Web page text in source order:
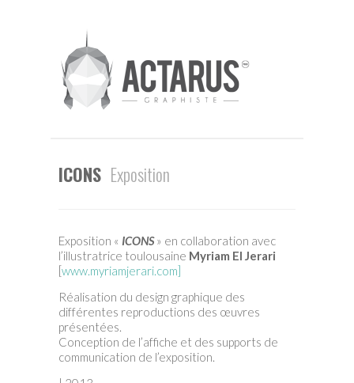
ICONS Exposition
Exposition « ICONS» en collaboration avec
l’illustratrice toulousaine Myriam El Jerari
[www.myriamjerari.com]
Réalisation du design graphique des
différentes reproductions des œuvres
présentées.
Conception de l’affiche et des supports de
communication de l’exposition.